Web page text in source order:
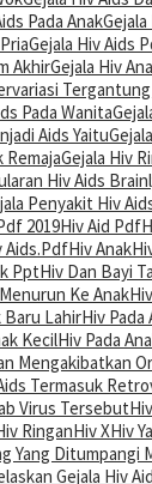
Pada Anak
Gejala Hiv Aids
AkhirGejala Hiv
Pada Wanita
Aids Yaitu
RemajaGejala Hiv
Hiv Aids
Penyakit Hiv
2019Hiv Aid Pdf
Aids.PdfHiv Anak
PptHiv Dan Bayi
Ke Anak
Baru LahirHiv Pada
KecilHiv Pada
Mengakibatkan
Termasuk
Virus Tersebut
RinganHiv XHiv
Yang Ditumpangi
Gejala Hiv